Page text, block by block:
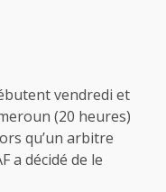
vendredi et
(20 heures)
qu’un arbitre
a décidé de le